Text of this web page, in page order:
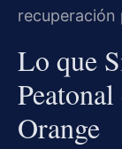
recuperación
Lo que
Orange